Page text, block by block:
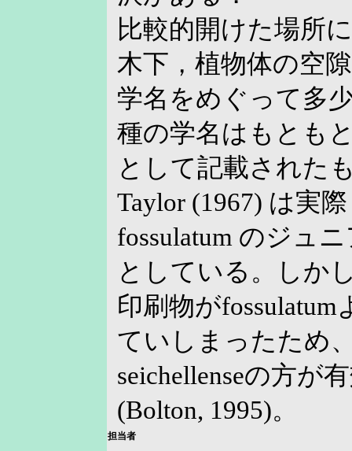
比較的開けた場所
木下，植物体の空
学名をめぐって多
種の学名はもとも
として記載された
Taylor (1967) は実際
fossulatum のジュ
としている。しか
印刷物が
ていしまったため
seichellenseの方が
(Bolton, 1995)。
担当者